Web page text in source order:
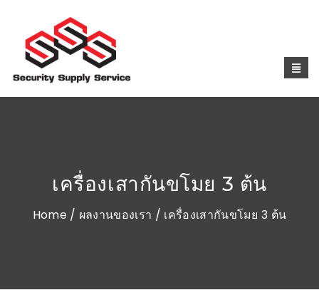
เครื่องเสากันขโมย 3 ต้น
Home / ผลงานของเรา / เครื่องเสากันขโมย 3 ต้น